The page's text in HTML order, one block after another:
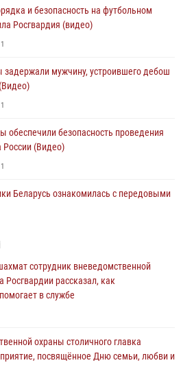
и безопасность на футбольном
Росгвардия (видео)
1
мужчину, устроившего дебош
1
обеспечили безопасность проведения
России (Видео)
1
Беларусь ознакомилась с передовыми
прямого эфира на «Радио Москвы»
сотрудник вневедомственной
Росгвардии рассказал, как
в службе
охраны столичного главка
посвящённое Дню семьи, любви и